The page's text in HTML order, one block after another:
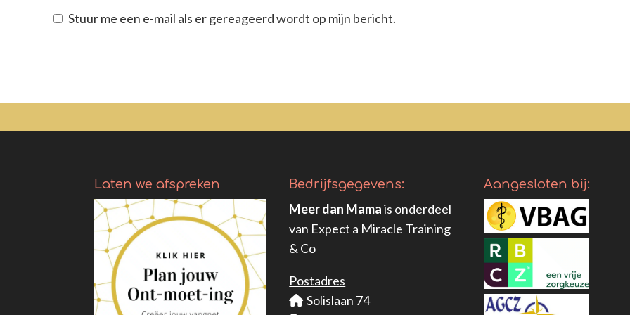
Stuur me een e-mail als er gereageerd wordt op mijn bericht.
Laten we afspreken Bedrijfsgegevens:
Meer dan Mamais onderdeel
van Expect a Miracle Training
& Co
Postadres
Solislaan 74
Aangesloten bij: